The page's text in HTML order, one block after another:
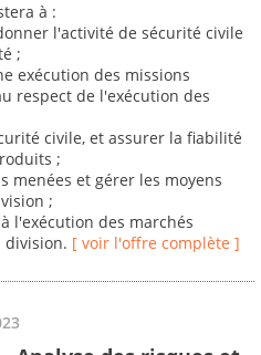
à :
l'activité de sécurité civile
;
exécution des missions
respect de l'exécution des
civile, et assurer la fiabilité
;
menées et gérer les moyens
;
l'exécution des marchés
division. [ voir l'offre complète ]